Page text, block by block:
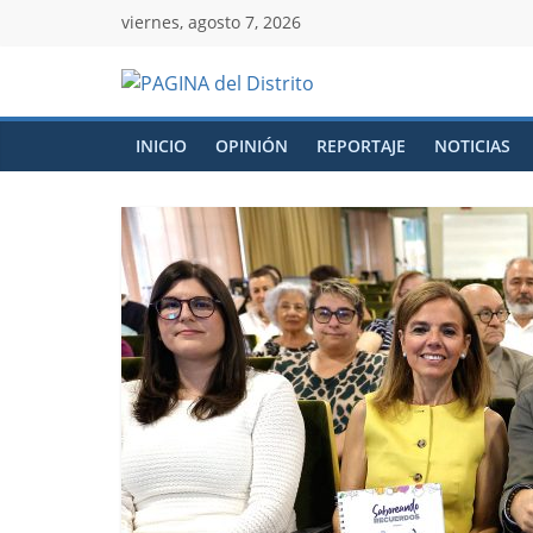
viernes, agosto 7, 2026
INICIO OPINIÓN REPORTAJE NOTICIAS